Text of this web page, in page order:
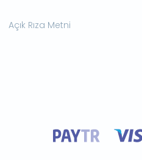
Açık Rıza Metni